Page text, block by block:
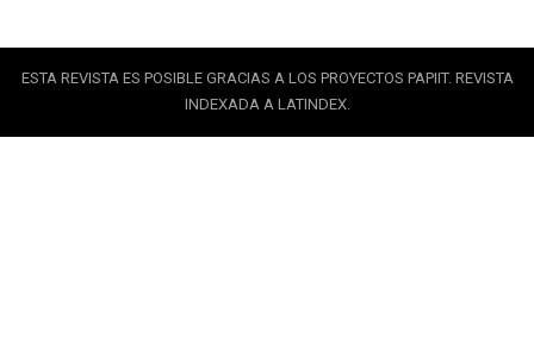
ESTA REVISTA ES POSIBLE GRACIAS A LOS PROYECTOS PAPIIT. REVISTA
INDEXADA A LATINDEX.